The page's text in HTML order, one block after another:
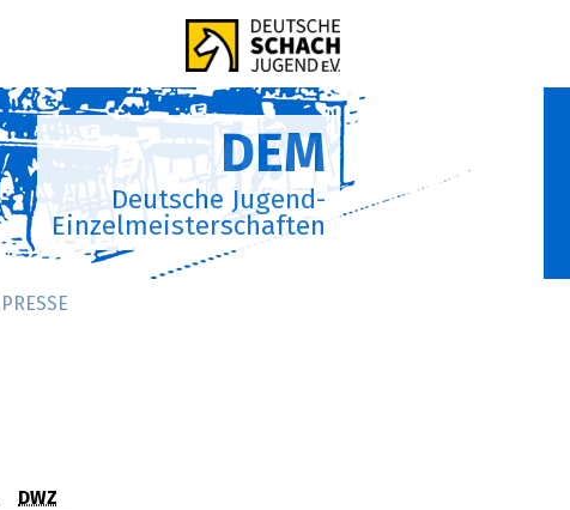
DEM
Deutsche Jugend-
Einzelmeisterschaften
PRESSE
DWZ